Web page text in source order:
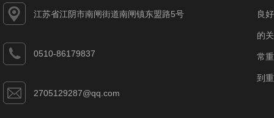
江苏省江阴市南闸街道南闸镇东盟路5号
0510-86179837
2705129287@qq.com
良
的
常
到